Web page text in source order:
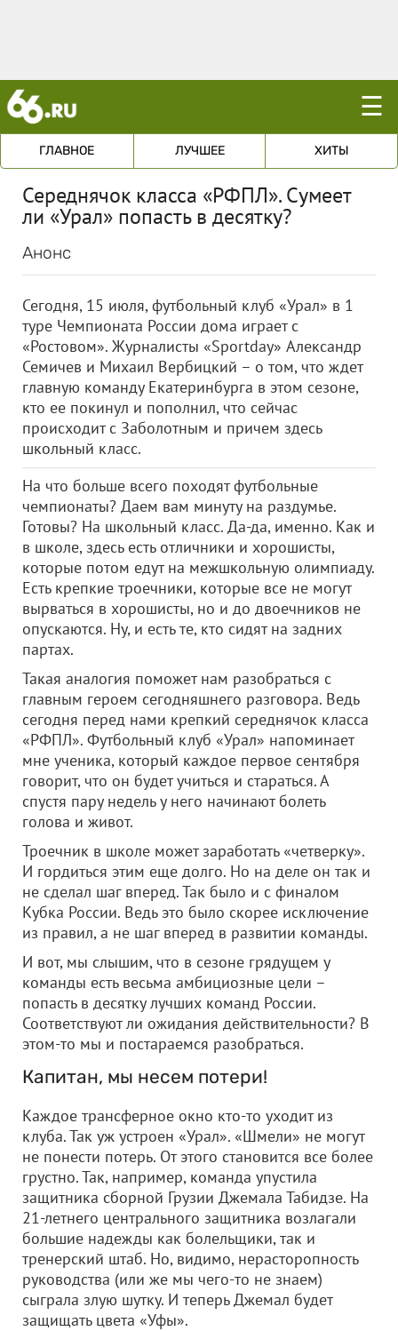
☰
ГЛАВНОЕ ЛУЧШЕЕ ХИТЫ
Середнячок класса «РФПЛ». Сумеет
ли «Урал» попасть в десятку?
Анонс
Сегодня, 15 июля, футбольный клуб «Урал» в 1
туре Чемпионата России дома играет с
«Ростовом». Журналисты «Sportday» Александр
Семичев и Михаил Вербицкий – о том, что ждет
главную команду Екатеринбурга в этом сезоне,
кто ее покинул и пополнил, что сейчас
происходит с Заболотным и причем здесь
школьный класс.
На что больше всего походят футбольные
чемпионаты? Даем вам минуту на раздумье.
Готовы? На школьный класс. Да-да, именно. Как и
в школе, здесь есть отличники и хорошисты,
которые потом едут на межшкольную олимпиаду.
Есть крепкие троечники, которые все не могут
вырваться в хорошисты, но и до двоечников не
опускаются. Ну, и есть те, кто сидят на задних
партах.
Такая аналогия поможет нам разобраться с
главным героем сегодняшнего разговора. Ведь
сегодня перед нами крепкий середнячок класса
«РФПЛ». Футбольный клуб «Урал» напоминает
мне ученика, который каждое первое сентября
говорит, что он будет учиться и стараться. А
спустя пару недель у него начинают болеть
голова и живот.
Троечник в школе может заработать «четверку».
И гордиться этим еще долго. Но на деле он так и
не сделал шаг вперед. Так было и с финалом
Кубка России. Ведь это было скорее исключение
из правил, а не шаг вперед в развитии команды.
И вот, мы слышим, что в сезоне грядущем у
команды есть весьма амбициозные цели –
попасть в десятку лучших команд России.
Соответствуют ли ожидания действительности? В
этом-то мы и постараемся разобраться.
Капитан, мы несем потери!
Каждое трансферное окно кто-то уходит из
клуба. Так уж устроен «Урал». «Шмели» не могут
не понести потерь. От этого становится все более
грустно. Так, например, команда упустила
защитника сборной Грузии Джемала Табидзе. На
21-летнего центрального защитника возлагали
большие надежды как болельщики, так и
тренерский штаб. Но, видимо, нерасторопность
руководства (или же мы чего-то не знаем)
сыграла злую шутку. И теперь Джемал будет
защищать цвета «Уфы».